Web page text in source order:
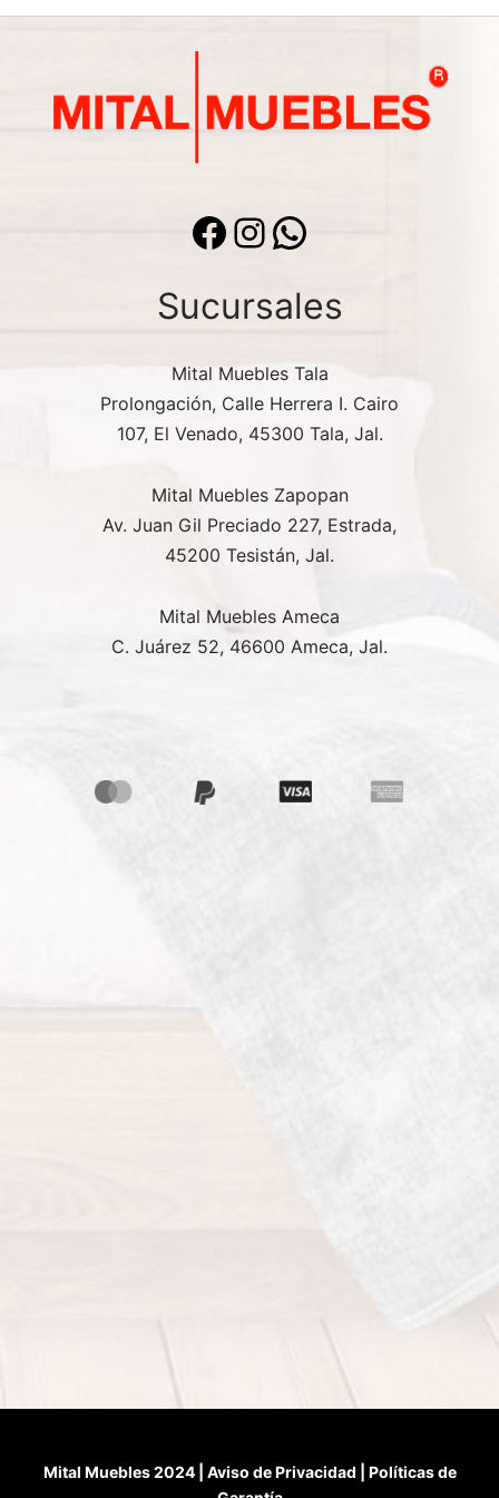
Facebook Instagram
Sucursales
Mital Muebles Tala
Prolongación, Calle Herrera I. Cairo
107, El Venado, 45300 Tala, Jal.
Mital Muebles Zapopan
Av. Juan Gil Preciado 227, Estrada,
45200 Tesistán, Jal.
Mital Muebles Ameca
C. Juárez 52, 46600 Ameca, Jal.
Mital Muebles 2024 | Aviso de Privacidad
Políticas de